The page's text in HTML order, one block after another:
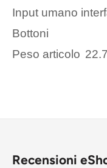
Input umano
Bottoni
Peso articolo
Recensioni